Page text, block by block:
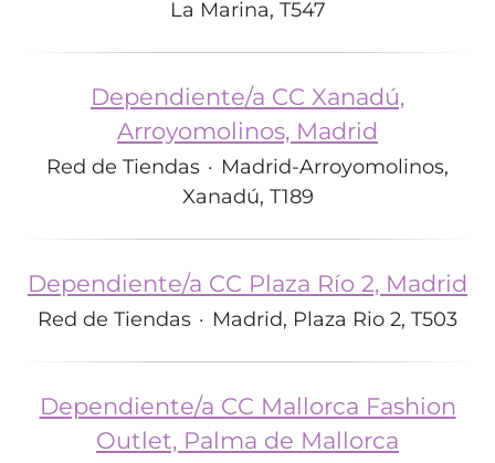
La Marina, T547
Dependiente/a CC Xanadú,
Arroyomolinos, Madrid
Red de Tiendas · Madrid-Arroyomolinos,
Xanadú, T189
Dependiente/a CC Plaza Río 2, Madrid
Red de Tiendas · Madrid, Plaza Rio 2, T503
Dependiente/a CC Mallorca Fashion
Outlet, Palma de Mallorca